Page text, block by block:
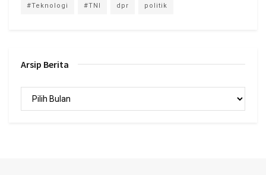
#Teknologi #TNI dpr politik
Arsip Berita